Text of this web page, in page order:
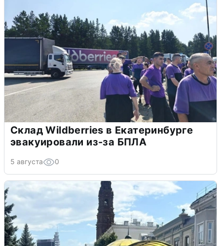
Склад Wildberries в Екатеринбурге
эвакуировали из-за БПЛА
5 августа 0